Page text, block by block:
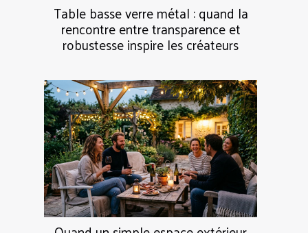
Table basse verre métal : quand la
rencontre entre transparence et
robustesse inspire les créateurs